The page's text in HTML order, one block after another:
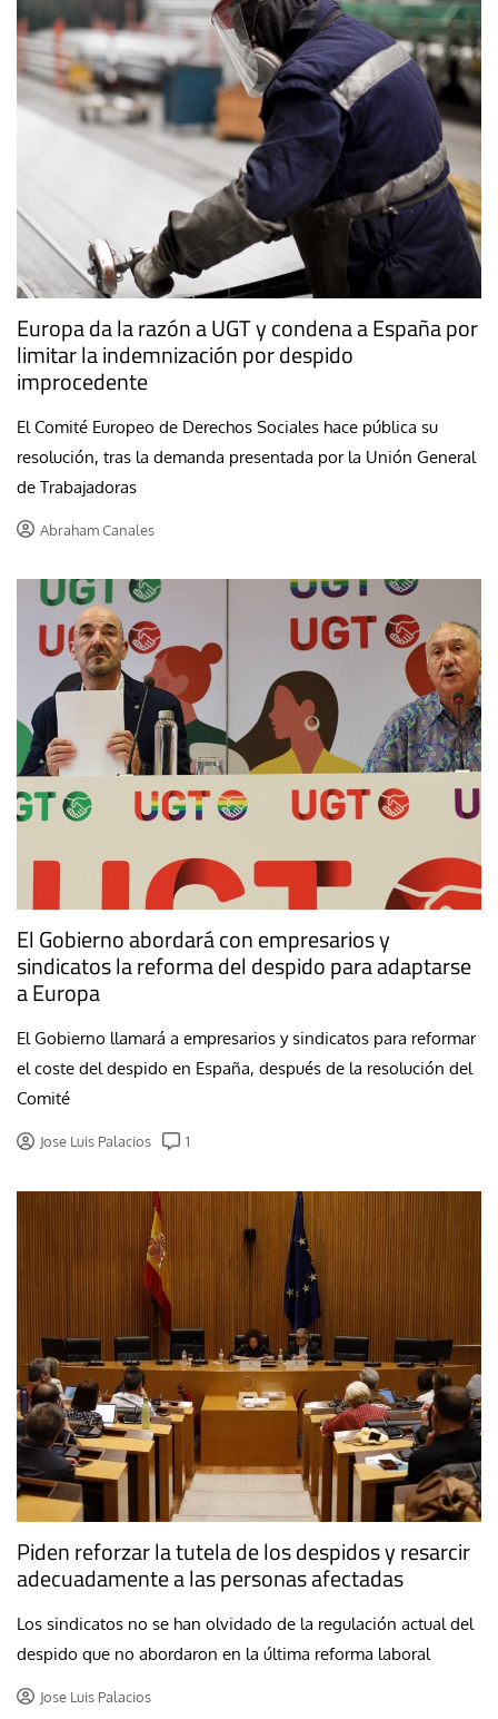
Europa da la razón a UGT y condena a España por
limitar la indemnización por despido
improcedente
El Comité Europeo de Derechos Sociales hace pública su
resolución, tras la demanda presentada por la Unión General
de Trabajadoras
Abraham Canales
El Gobierno abordará con empresarios y
sindicatos la reforma del despido para adaptarse
a Europa
El Gobierno llamará a empresarios y sindicatos para reformar
el coste del despido en España, después de la resolución del
Comité
Jose Luis Palacios 1
Piden reforzar la tutela de los despidos y resarcir
adecuadamente a las personas afectadas
Los sindicatos no se han olvidado de la regulación actual del
despido que no abordaron en la última reforma laboral
Jose Luis Palacios